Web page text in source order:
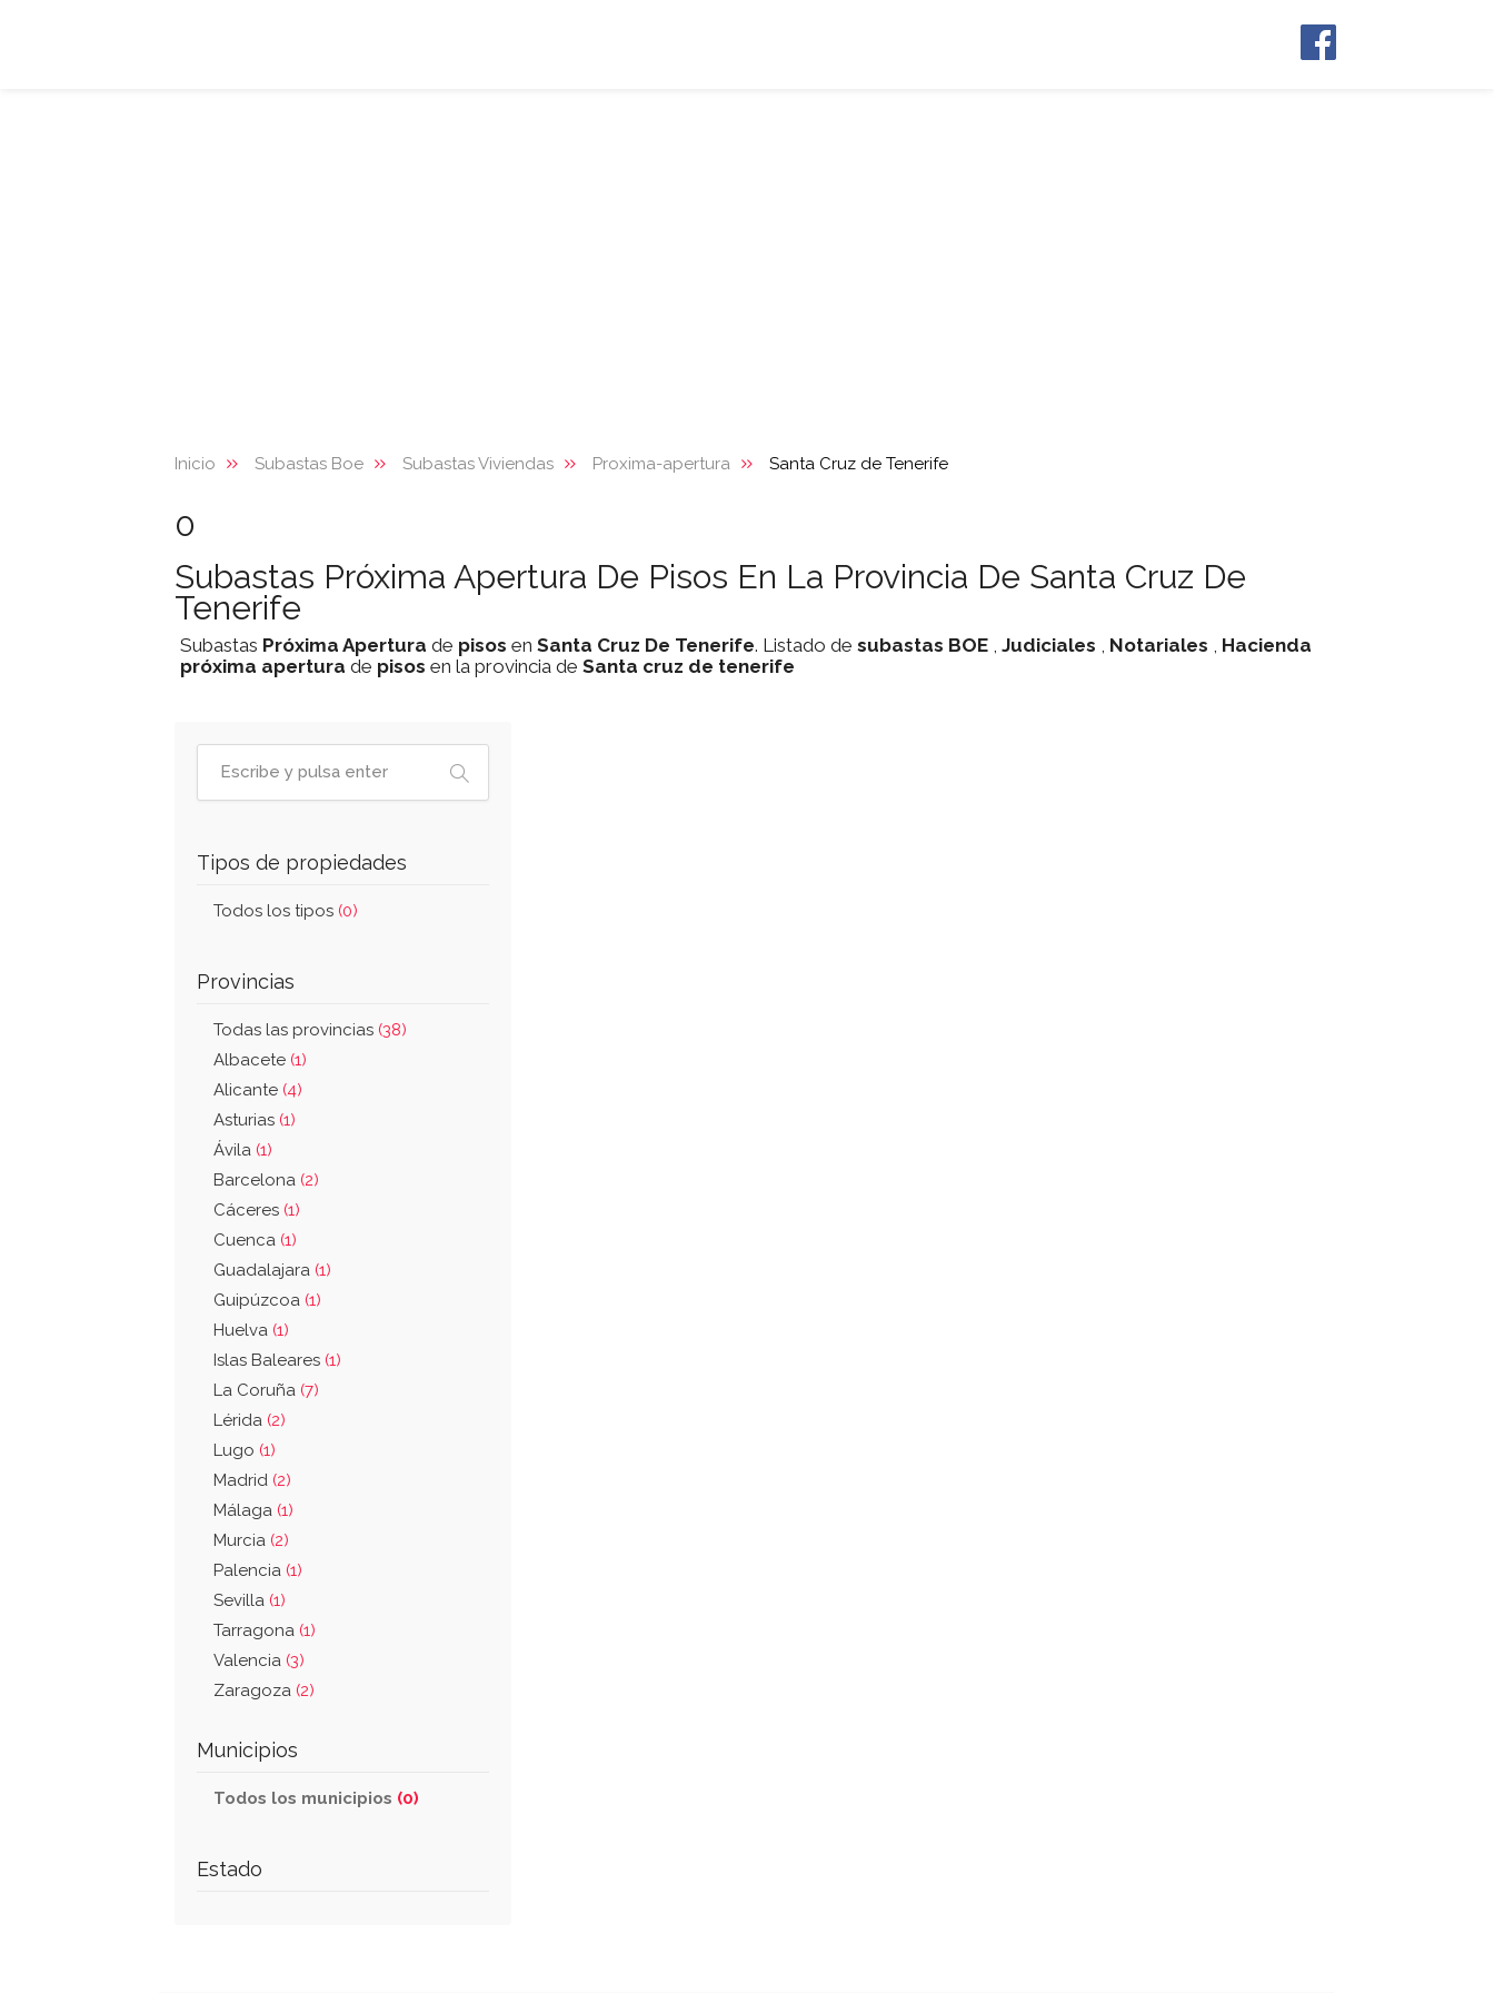
Inicio Subastas Boe Subastas Viviendas Proxima-apertura Santa Cruz de Tenerife
0
Subastas Próxima Apertura De Pisos En La Provincia De Santa Cruz De
Tenerife
Subastas Próxima Apertura de pisos en Santa Cruz De Tenerife. Listado de subastas BOE , Judiciales , Notariales , Hacienda
próxima apertura de pisos en la provincia de Santa cruz de tenerife
Tipos de propiedades
Todos los tipos (0)
Provincias
Todas las provincias (38)
Albacete (1)
Alicante (4)
Asturias (1)
Ávila (1)
Barcelona (2)
Cáceres (1)
Cuenca (1)
Guadalajara (1)
Guipúzcoa (1)
Huelva (1)
Islas Baleares (1)
La Coruña (7)
Lérida (2)
Lugo (1)
Madrid (2)
Málaga (1)
Murcia (2)
Palencia (1)
Sevilla (1)
Tarragona (1)
Valencia (3)
Zaragoza (2)
Municipios
Todos los municipios (0)
Estado